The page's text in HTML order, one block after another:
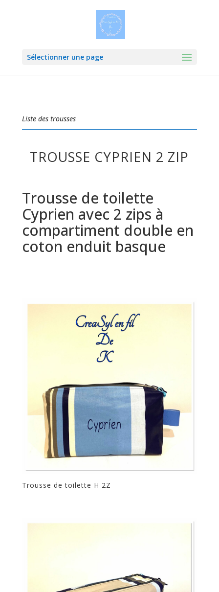
Sélectionner une page
Liste des trousses
TROUSSE CYPRIEN 2 ZIP
Trousse de toilette
Cyprien avec 2 zips à
compartiment double en
coton enduit basque
Trousse de toilette H 2Z